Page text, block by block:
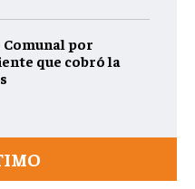
Comunal por
que cobró la